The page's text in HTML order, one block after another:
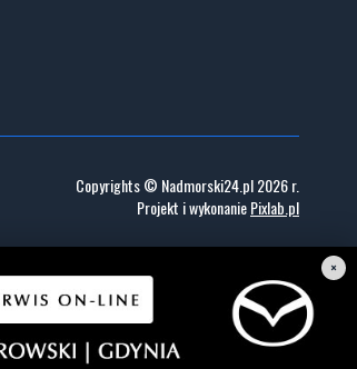
Copyrights © Nadmorski24.pl 2026 r.
Projekt i wykonaniePixlab.pl
×